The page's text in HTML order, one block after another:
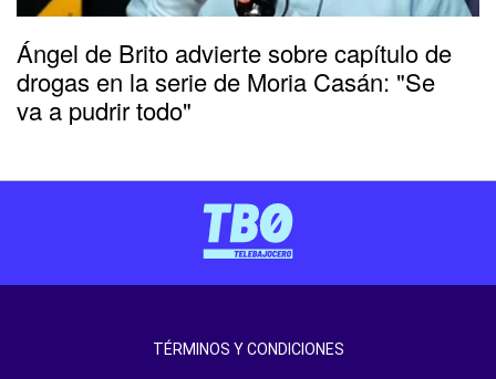
Ángel de Brito advierte sobre capítulo de
drogas en la serie de Moria Casán: "Se
va a pudrir todo"
TÉRMINOS Y CONDICIONES